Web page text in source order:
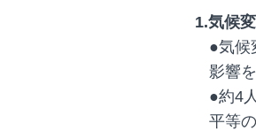
1.気候
●気候
影響
●約4
平等